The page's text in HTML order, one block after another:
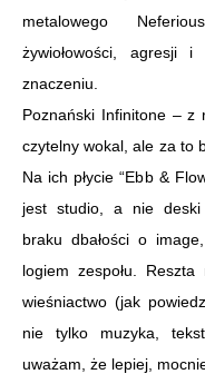
metalowego
żywiołowości, agresji
znaczeniu.
Poznański Infinitone – z
czytelny wokal, ale za to
Na ich płycie “Ebb &
jest studio, a nie deski
braku dbałości o
logiem zespołu.
wieśniactwo (jak
nie tylko muzyka,
uważam, że lepiej,